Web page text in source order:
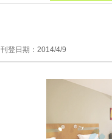
刊登日期：2014/4/9